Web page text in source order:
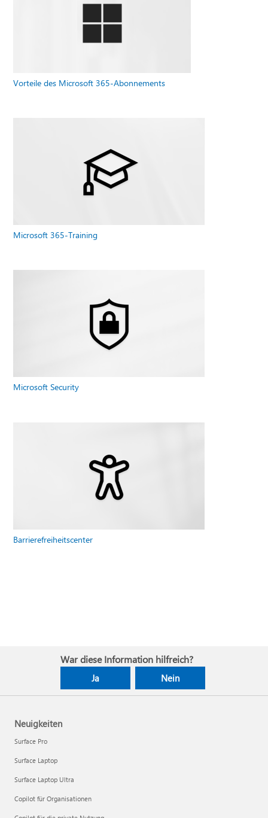
Vorteile des Microsoft 365-Abonnements
Microsoft 365-Training
Microsoft Security
Barrierefreiheitscenter
War diese Information hilfreich?
Ja Nein
Neuigkeiten
Surface Pro
Surface Laptop
Surface Laptop Ultra
Copilot für Organisationen